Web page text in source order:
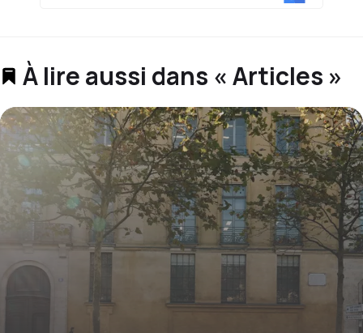
À lire aussi dans « Articles »